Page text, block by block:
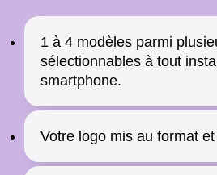
1 à 4 modèles parmi
sélectionnables à tout
smartphone.
Votre logo mis au format